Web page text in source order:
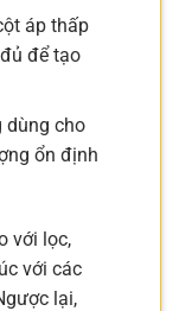
áp thấp
để tạo
cho
ổn định
với lọc,
với các
lại,